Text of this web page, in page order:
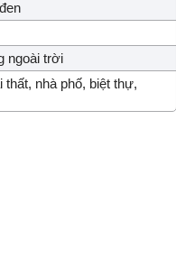
ngoài trời
thất, nhà phố, biệt thự,